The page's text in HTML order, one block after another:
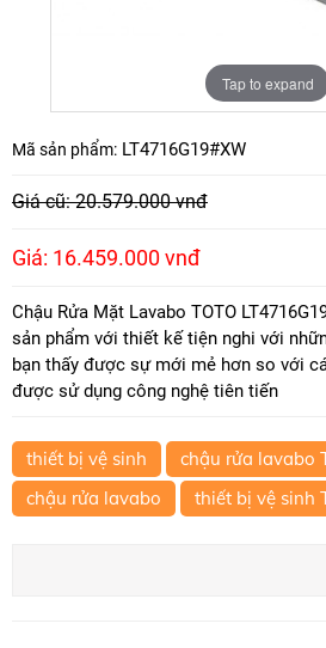
Tap to expand
Mã sản phẩm: LT4716G19#XW
Giá cũ: 20.579.000 vnđ
Giá: 16.459.000 vnđ
Chậu Rửa Mặt Lavabo TOTO
sản phẩm với thiết kế tiện nghi với
bạn thấy được sự mới mẻ hơn so với
được sử dụng công nghệ tiên tiến
thiết bị vệ sinh
chậu rửa lavabo
chậu rửa lavabo
thiết bị vệ sinh